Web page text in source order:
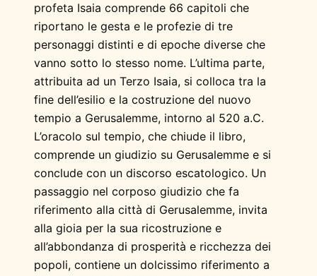
profeta Isaia comprende 66 capitoli che
riportano le gesta e le profezie di tre
personaggi distinti e di epoche diverse che
vanno sotto lo stesso nome. L’ultima parte,
attribuita ad un Terzo Isaia, si colloca tra la
fine dell’esilio e la costruzione del nuovo
tempio a Gerusalemme, intorno al 520 a.C.
L’oracolo sul tempio, che chiude il libro,
comprende un giudizio su Gerusalemme e si
conclude con un discorso escatologico. Un
passaggio nel corposo giudizio che fa
riferimento alla città di Gerusalemme, invita
alla gioia per la sua ricostruzione e
all’abbondanza di prosperità e ricchezza dei
popoli, contiene un dolcissimo riferimento a